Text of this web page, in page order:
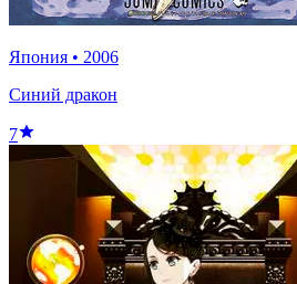
Япония • 2006
Синий дракон
7